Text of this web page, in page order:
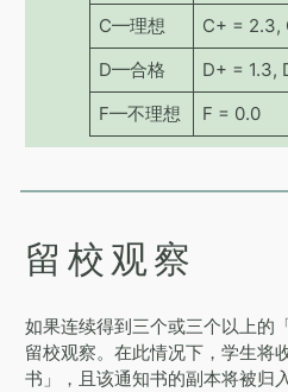
C—理想 C+ = 2.3,
D—合格 D+ = 1.3,
F—不理想 F = 0.0
留校观察
如果连续得到三个或三个以上的
留校观察。在此情况下，学生将
书」，且该通知书的副本将被归